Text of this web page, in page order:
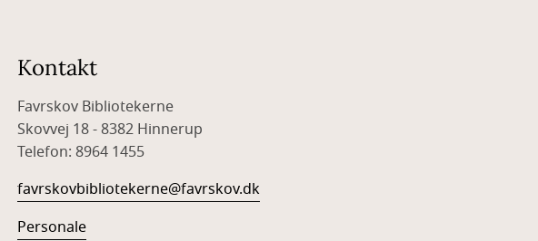
Kontakt
Favrskov Bibliotekerne
Skovvej 18 - 8382 Hinnerup
Telefon: 8964 1455
favrskovbibliotekerne@favrskov.dk
Personale